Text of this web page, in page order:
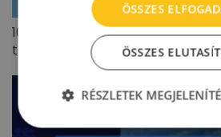
100 millió eurót meghaladó
tranzakciót zárt az Appeninn
ÖSSZES
ÖSSZES
RÉSZLETEK